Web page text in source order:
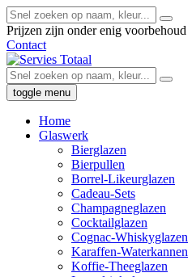
Prijzen zijn onder enig voorbehoud
Contact
toggle menu
Home
Glaswerk
Bierglazen
Bierpullen
Borrel-Likeurglazen
Cadeau-Sets
Champagneglazen
Cocktailglazen
Cognac-Whiskyglazen
Karaffen-Waterkannen
Koffie-Theeglazen